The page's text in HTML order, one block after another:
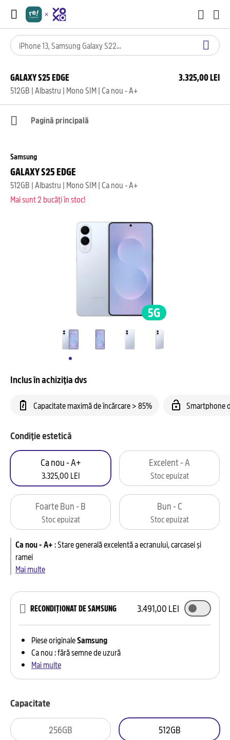
GALAXY S25 EDGE
512GB | Albastru | Mono SIM | Ca nou - A+
3.325,00 LEI
Pagină principală
Samsung
GALAXY S25 EDGE
512GB | Albastru | Mono SIM | Ca nou - A+
Mai sunt 2 bucăți în stoc!
Inclus în achiziția dvs
Capacitate maximă de încărcare > 85% Smartphone
Condiție estetică
Ca nou - A+
3.325,00 LEI
Excelent - A
Stoc epuizat
Foarte Bun - B
Stoc epuizat
Bun - C
Stoc epuizat
Ca nou - A+ :Stare generală excelentă a ecranului, carcasei și
ramei
Mai multe
RECONDIȚIONAT DE SAMSUNG 3.491,00 LEI
Piese originaleSamsung
Ca nou : fără semne de uzură
Mai multe
Capacitate
256GB 512GB